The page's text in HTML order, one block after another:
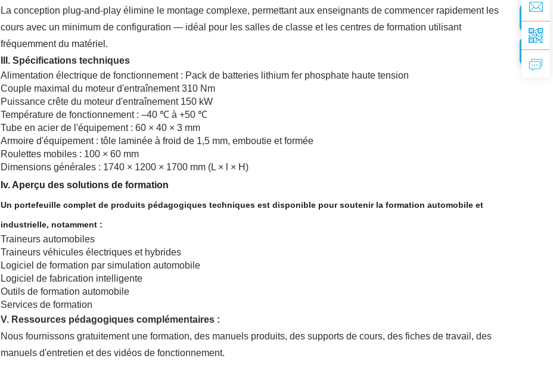
La conception plug-and-play élimine le montage complexe, permettant aux enseignants de commencer rapidement les
cours avec un minimum de configuration — idéal pour les salles de classe et les centres de formation utilisant
fréquemment du matériel.
III. Spécifications techniques
Alimentation électrique de fonctionnement : Pack de batteries lithium fer phosphate haute tension
Couple maximal du moteur d'entraînement 310 Nm
Puissance crête du moteur d'entraînement 150 kW
Température de fonctionnement : –40 ℃ à +50 ℃
Tube en acier de l'équipement : 60 × 40 × 3 mm
Armoire d'équipement : tôle laminée à froid de 1,5 mm, emboutie et formée
Roulettes mobiles : 100 × 60 mm
Dimensions générales : 1740 × 1200 × 1700 mm (L × l × H)
Iv. Aperçu des solutions de formation
Un portefeuille complet de produits pédagogiques techniques est disponible pour soutenir la formation automobile et
industrielle, notamment :
Traineurs automobiles
Traineurs véhicules électriques et hybrides
Logiciel de formation par simulation automobile
Logiciel de fabrication intelligente
Outils de formation automobile
Services de formation
V. Ressources pédagogiques complémentaires :
Nous fournissons gratuitement une formation, des manuels produits, des supports de cours, des fiches de travail, des
manuels d'entretien et des vidéos de fonctionnement.